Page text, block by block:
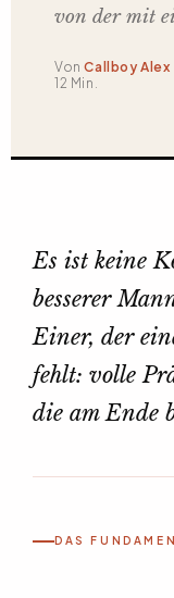
von der mit
VonCallboy Alex
12 Min.
Es ist keine
besserer
Einer, der
fehlt: volle
die am Ende
DAS